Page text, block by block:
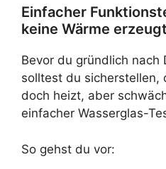
Einfacher
keine Wärme
Bevor du gründlich nach
solltest du sicherstellen,
doch heizt, aber
einfacher Wasserglas-
So gehst du vor: